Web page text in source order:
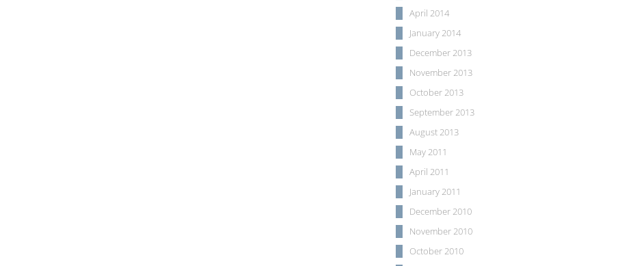
April 2014
January 2014
December 2013
November 2013
October 2013
September 2013
August 2013
May 2011
April 2011
January 2011
December 2010
November 2010
October 2010